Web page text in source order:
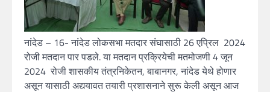
नांदेड – 16- नांदेड लोकसभा मतदार संघासाठी 26 एप्रिल 2024
रोजी मतदान पार पडले. या मतदान प्रक्रियेची मतमोजणी 4 जून
2024 रोजी शासकीय तंत्रनिकेतन, बाबानगर, नांदेड येथे होणार
असून यासाठी अद्ययावत तयारी प्रशासनाने सुरू केली असून आज